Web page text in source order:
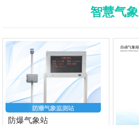
智慧气象
防爆气象站